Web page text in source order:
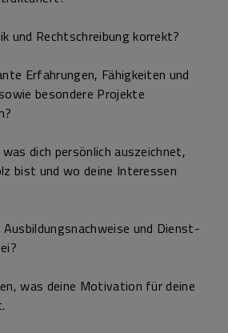
und Rechtschreibung korrekt?
Erfahrungen, Fähigkeiten und
besondere Projekte
dich persönlich auszeichnet,
bist und wo deine Interessen
Ausbildungs­nachweise und Dienst­
was deine Motivation für deine